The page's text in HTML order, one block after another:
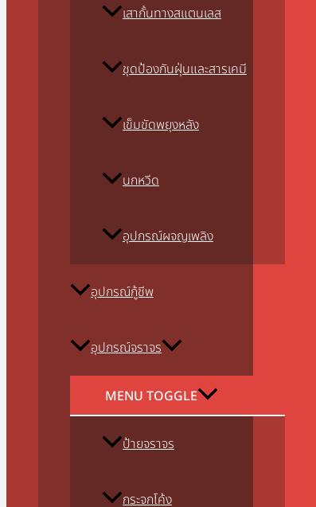
เสากั้นทางสแตนเลส
ชุดป้องกันฝุ่นและสารเคมี
เข็มขัดพยุงหลัง
นกหวีด
อุปกรณ์ผจญเพลิง
อุปกรณ์กู้ชีพ
อุปกรณ์จราจร
MENU TOGGLE
ป้ายจราจร
กระจกโค้ง